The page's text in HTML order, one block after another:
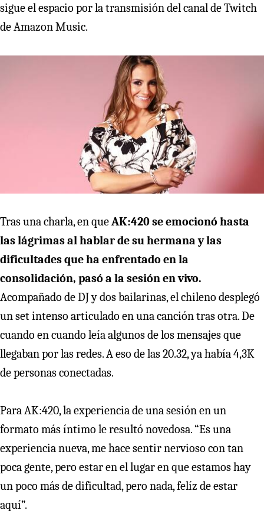
sigue el espacio por la transmisión del canal de Twitch
de Amazon Music.
Tras una charla, en queAK:420 se emocionó hasta
las lágrimas al hablar de su hermana y las
dificultades que ha enfrentado en la
consolidación, pasó a la sesión en vivo.
Acompañado de DJ y dos bailarinas, el chileno desplegó
un set intenso articulado en una canción tras otra. De
cuando en cuando leía algunos de los mensajes que
llegaban por las redes. A eso de las 20.32, ya había 4,3K
de personas conectadas.
Para AK:420, la experiencia de una sesión en un
formato más íntimo le resultó novedosa. “Es una
experiencia nueva, me hace sentir nervioso con tan
poca gente, pero estar en el lugar en que estamos hay
un poco más de dificultad, pero nada, felíz de estar
aquí”.